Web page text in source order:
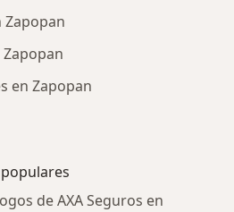
Zapopan
en Zapopan
de AXA Seguros en